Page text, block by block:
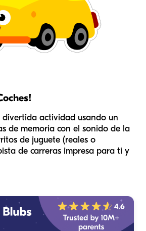
divertida actividad usando un
de memoria con el sonido de la
de juguete (reales o
de carreras impresa para ti y